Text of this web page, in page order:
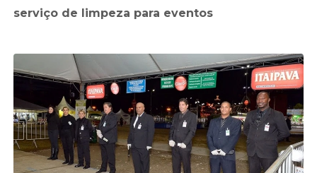
serviço de limpeza para eventos